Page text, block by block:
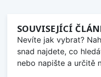
SOUVISEJÍCÍ
Nevíte jak vybrat?
snad najdete, co
nebo napište a určitě